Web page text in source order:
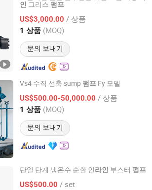
인 그리스 펌프
US$3,000.00 / 상품
1 상품 (MOQ)
문의 보내기
Engineering Equipment Co.,
이후 2026
Vs4 수직 선축 sump 펌프 Fy 모델
US$500.00-50,000.00 / 상품
1 상품 (MOQ)
문의 보내기
Valve Manufacturing Co., Ltd
이후 2026
단일 단계 냉온수 순환 인라인 부스터 펌프
US$500.00 / set
Machinery Co., Ltd.